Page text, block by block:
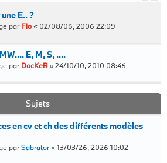
E.. ?
parFlo« 02/08/06, 2006 22:09
E, M, S, ....
parDocKeR«24/10/10, 2010 08:46
Sujets
en cv et ch des différents modèles
parSabrator«13/03/26, 2026 10:02